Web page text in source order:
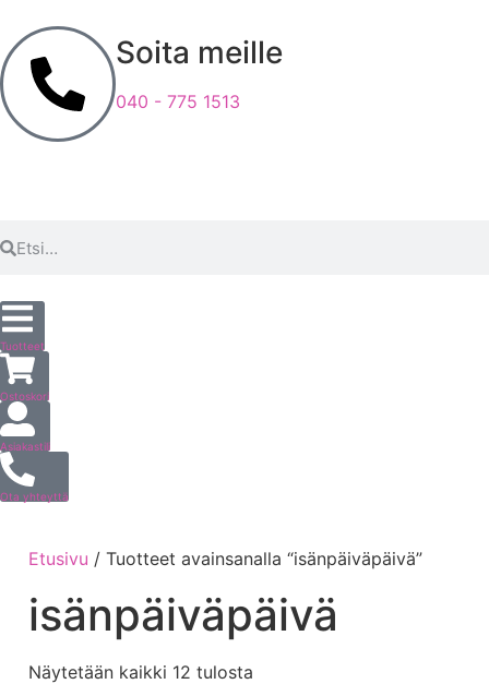
Soita meille
040 - 775 1513
Tuotteet
Ostoskori
Asiakastili
Ota yhteyttä
Etusivu / Tuotteet avainsanalla “isänpäiväpäivä”
isänpäiväpäivä
Näytetään kaikki 12 tulosta